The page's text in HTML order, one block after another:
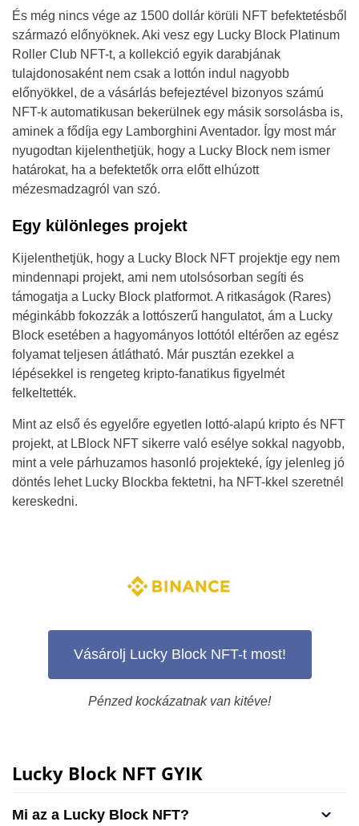
És még nincs vége az 1500 dollár körüli NFT befektetésből
származó előnyöknek. Aki vesz egy Lucky Block Platinum
Roller Club NFT-t, a kollekció egyik darabjának
tulajdonosaként nem csak a lottón indul nagyobb
előnyökkel, de a vásárlás befejeztével bizonyos számú
NFT-k automatikusan bekerülnek egy másik sorsolásba is,
aminek a fődíja egy Lamborghini Aventador. Így most már
nyugodtan kijelenthetjük, hogy a Lucky Block nem ismer
határokat, ha a befektetők orra előtt elhúzott
mézesmadzagról van szó.
Egy különleges projekt
Kijelenthetjük, hogy a Lucky Block NFT projektje egy nem
mindennapi projekt, ami nem utolsósorban segíti és
támogatja a Lucky Block platformot. A ritkaságok (Rares)
méginkább fokozzák a lottószerű hangulatot, ám a Lucky
Block esetében a hagyományos lottótól eltérően az egész
folyamat teljesen átlátható. Már pusztán ezekkel a
lépésekkel is rengeteg kripto-fanatikus figyelmét
felkeltették.
Mint az első és egyelőre egyetlen lottó-alapú kripto és NFT
projekt, at LBlock NFT sikerre való esélye sokkal nagyobb,
mint a vele párhuzamos hasonló projekteké, így jelenleg jó
döntés lehet Lucky Blockba fektetni, ha NFT-kkel szeretnél
kereskedni.
Vásárolj Lucky Block NFT-t most!
Pénzed kockázatnak van kitéve!
Lucky Block NFT GYIK
Mi az a Lucky Block NFT?